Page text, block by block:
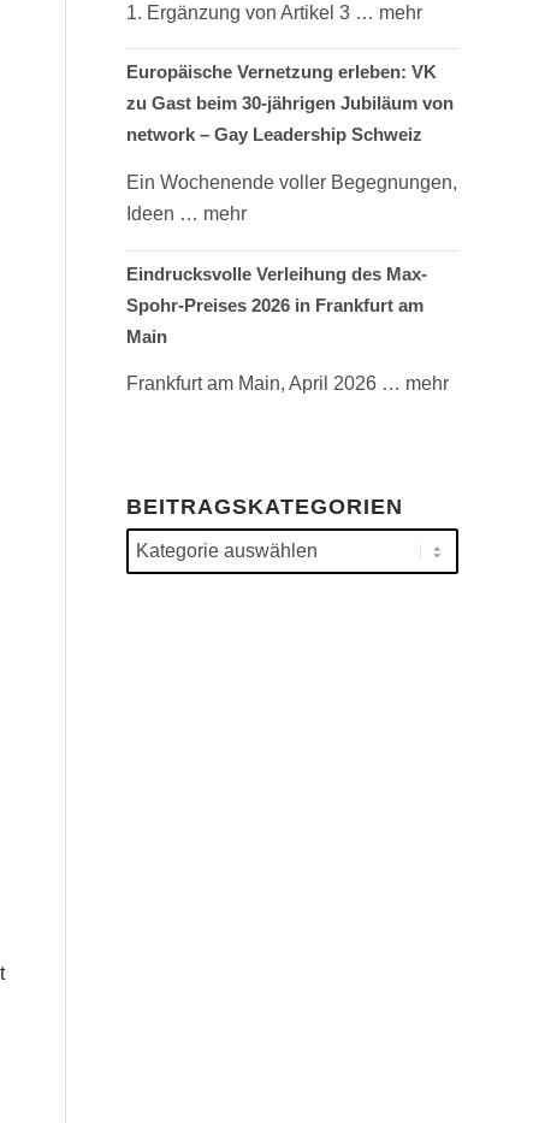
1. Ergänzung von Artikel 3 … mehr
Europäische Vernetzung erleben: VK
zu Gast beim 30-jährigen Jubiläum von
network – Gay Leadership Schweiz
Ein Wochenende voller Begegnungen,
Ideen … mehr
Eindrucksvolle Verleihung des Max-
Spohr-Preises 2026 in Frankfurt am
Main
Frankfurt am Main, April 2026 … mehr
BEITRAGSKATEGORIEN
Beitragskategorien